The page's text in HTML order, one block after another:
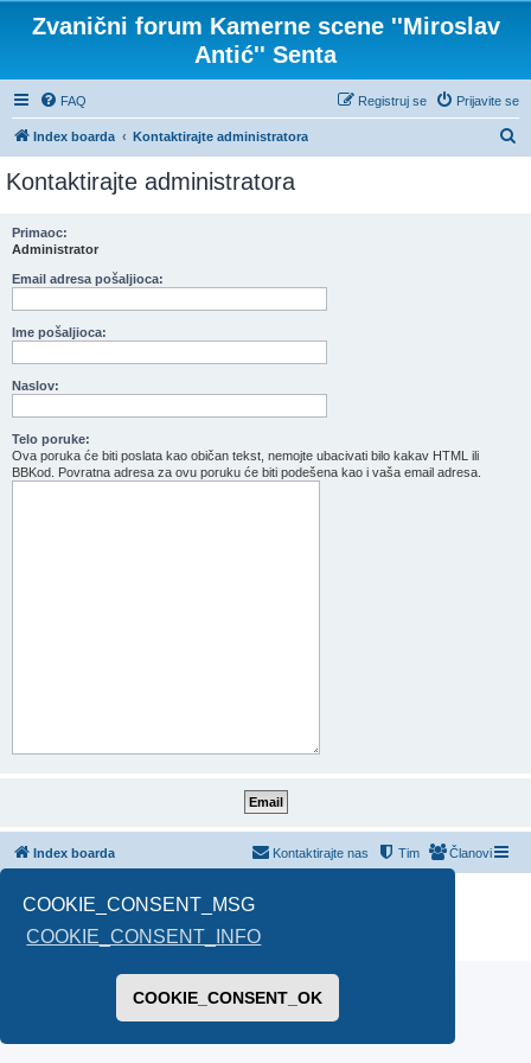
COOKIE_CONSENT_MSG
COOKIE_CONSENT_INFO
COOKIE_CONSENT_OK
Zvanični forum Kamerne scene ''Miroslav
Antić'' Senta
FAQ Prijavite se
Registruj se
Index boarda Kontaktirajte administratora
Kontaktirajte administratora
Primaoc:
Administrator
Email adresa pošaljioca:
Ime pošaljioca:
Naslov:
Telo poruke:
Ova poruka će biti poslata kao običan tekst, nemojte ubacivati bilo kakav HTML ili
BBKod. Povratna adresa za ovu poruku će biti podešena kao i vaša email adresa.
Index boarda Članovi
Tim
Kontaktirajte nas
Pokreće ga phpBB ® Forum Software © phpBB Limited
Prevod -
PRIVACY_LINK